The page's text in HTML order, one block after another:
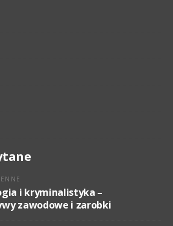
i kryminalistyka –
zawodowe i zarobki